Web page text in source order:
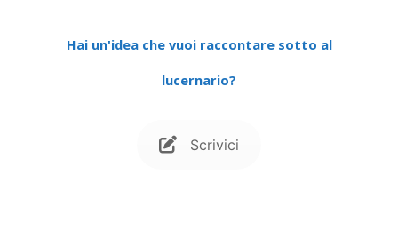
Hai un'idea che vuoi raccontare sotto al
lucernario?
Scrivici